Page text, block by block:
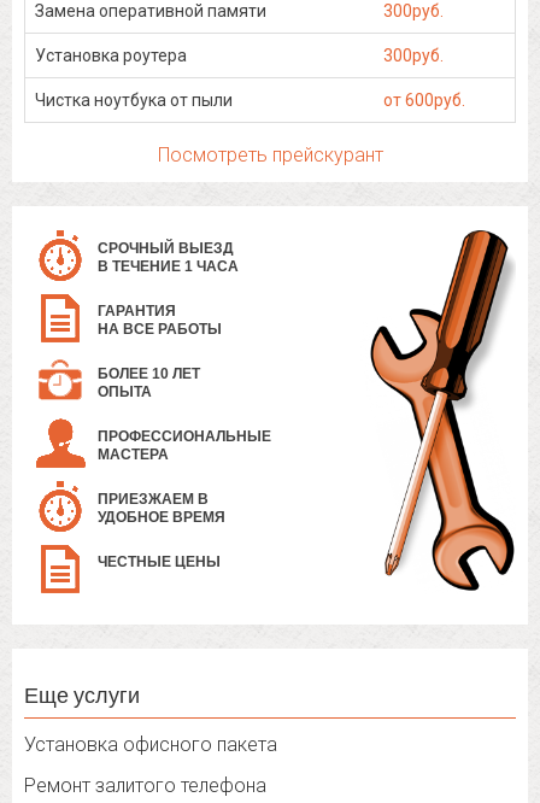
Замена оперативной памяти 300руб.
Установка роутера 300руб.
Чистка ноутбука от пыли от 600руб.
Посмотреть прейскурант
СРОЧНЫЙ ВЫЕЗД
В ТЕЧЕНИЕ 1 ЧАСА
ГАРАНТИЯ
НА ВСЕ РАБОТЫ
БОЛЕЕ 10 ЛЕТ
ОПЫТА
ПРОФЕССИОНАЛЬНЫЕ
МАСТЕРА
ПРИЕЗЖАЕМ В
УДОБНОЕ ВРЕМЯ
ЧЕСТНЫЕ ЦЕНЫ
Еще услуги
Установка офисного пакета
Ремонт залитого телефона